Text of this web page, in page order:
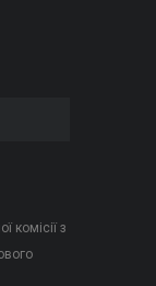
комісії з